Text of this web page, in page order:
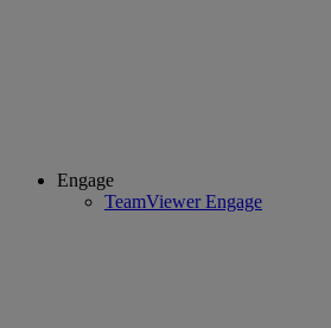
Engage
TeamViewer Engage